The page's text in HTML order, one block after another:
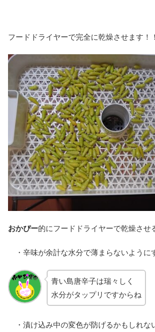
フードドライヤーで完全に乾燥させます！
おかぴー的にフードドライヤーで乾燥させ
・辛味が余計な水分で薄まらないように
青い島唐辛子は瑞々しく
水分がタップリですからね
・漬け込み中の変色が防げるかもしれな